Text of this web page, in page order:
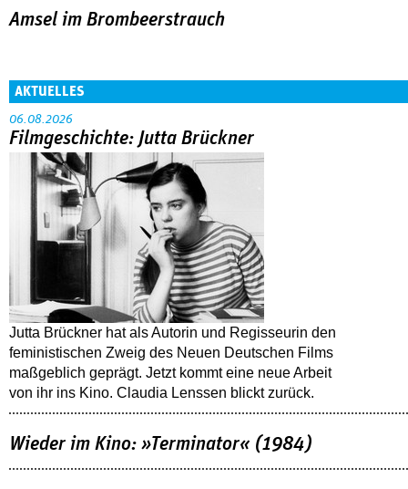
Amsel im Brombeerstrauch
AKTUELLES
06.08.2026
Filmgeschichte: Jutta Brückner
Jutta Brückner hat als Autorin und Regisseurin den
feministischen Zweig des Neuen Deutschen Films
maßgeblich geprägt. Jetzt kommt eine neue Arbeit
von ihr ins Kino. Claudia Lenssen blickt zurück.
Wieder im Kino: »Terminator« (1984)